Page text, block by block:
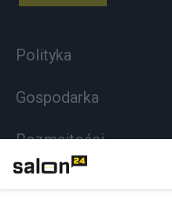
Polityka
Gospodarka
Rozmaitości